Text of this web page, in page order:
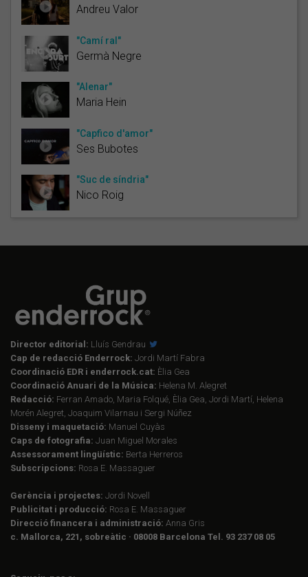
Andreu Valor
"Camí ral"
Germà Negre
"Alenar"
Maria Hein
"Capfico d'amor"
Ses Bubotes
"Suc de síndria"
Nico Roig
Director editorial: Lluís Gendrau
Cap de redacció Enderrock: Jordi Martí Fabra
Coordinació EDR i enderrock.cat: Èlia Gea
Coordinació Anuari de la Música: Helena M. Alegret
Redacció: Ferran Amado, Maria Folqué, Èlia Gea, Jordi Martí, Helena
Morén Alegret, Joaquim Vilarnau i Sergi Núñez
Disseny i maquetació: Manuel Cuyàs
Caps de fotografia: Juan Miguel Morales
Assessorament lingüístic: Berta Herreros
Subscripcions: Rosa E. Massaguer
Gerència i projectes: Jordi Novell
Publicitat i producció: Rosa E. Massaguer
Direcció financera i administració: Anna Gris
c. Mallorca, 221, sobreàtic · 08008 Barcelona Tel. 93 237 08 05